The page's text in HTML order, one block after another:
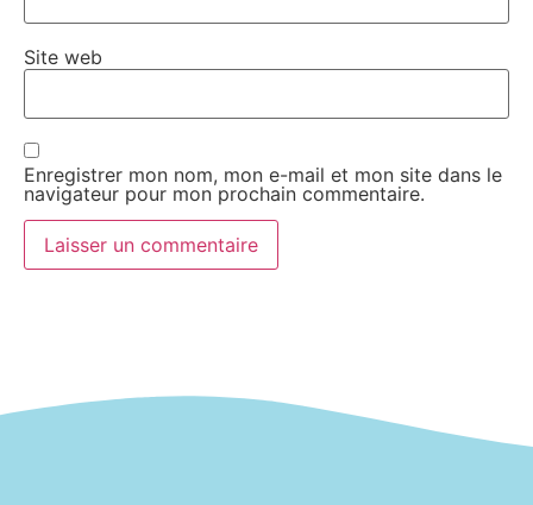
Site web
Enregistrer mon nom, mon e-mail et mon site dans le
navigateur pour mon prochain commentaire.